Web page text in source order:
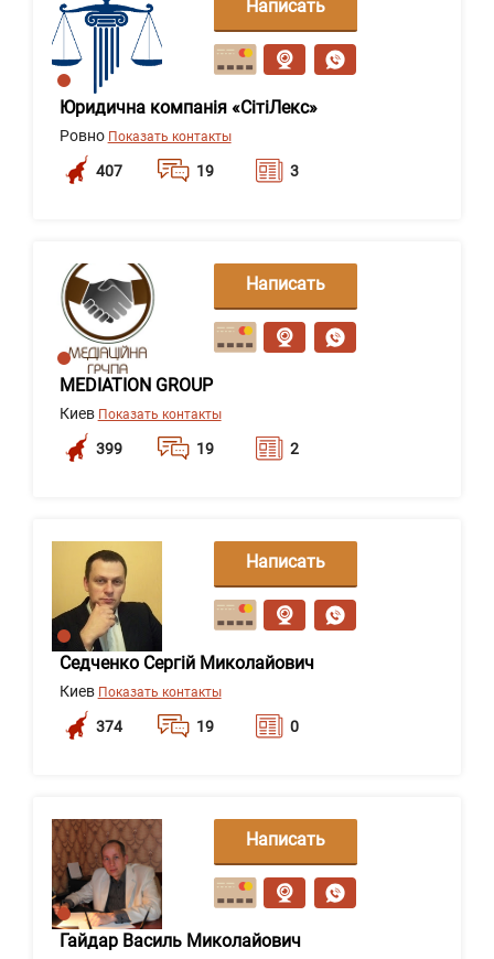
Юридична компанія «СітіЛекс»
Ровно Показать контакты
407 19 3
Написать
сообщение
MEDIATION GROUP
Киев Показать контакты
399 19 2
Написать
сообщение
Седченко Сергій Миколайович
Киев Показать контакты
374 19 0
Написать
сообщение
Гайдар Василь Миколайович
Написать
сообщение